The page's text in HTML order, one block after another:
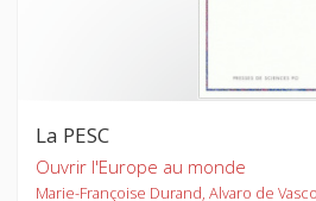
La PESC
Ouvrir l'Europe au monde
Marie-Françoise Durand, Alvaro de